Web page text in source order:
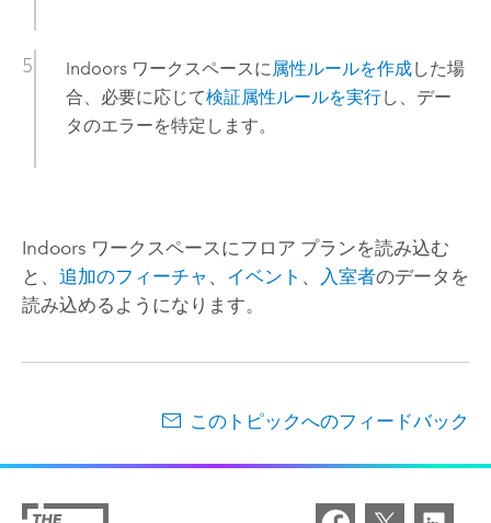
Indoorsワークスペースに属性ルールを作成した場
合、必要に応じて検証属性ルールを実行し、デー
タのエラーを特定します。
Indoors ワークスペースにフロア プランを読み込む
と、 追加のフィーチャ 、 イベント 、 入室者のデータを
読み込めるようになります。
このトピックへのフィードバック